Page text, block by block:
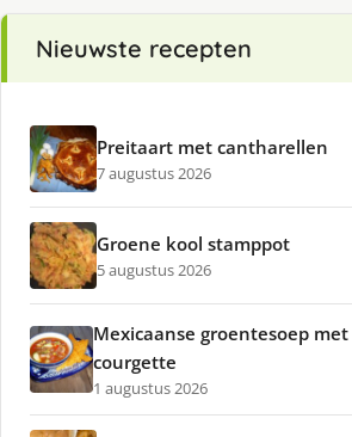
Nieuwste recepten
Preitaart met cantharellen
7 augustus 2026
Groene kool stamppot
5 augustus 2026
Mexicaanse groentesoep
courgette
1 augustus 2026